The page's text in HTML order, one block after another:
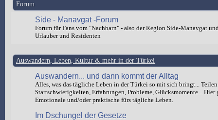
Forum
Side - Manavgat -Forum
Forum für Fans vom "Nachbarn" - also der Region Side-Manavgat
Urlauber und Residenten
Auswandern, Leben, Kultur & mehr in der Türkei
Auswandern... und dann kommt der Alltag
Alles, was das tägliche Leben in der Türkei so mit sich bringt...
Startschwierigkeiten, Erfahrungen, Probleme, Glücksmomente... Hier
Emotionale und/oder praktische fürs tägliche Leben.
Im Dschungel der Gesetze